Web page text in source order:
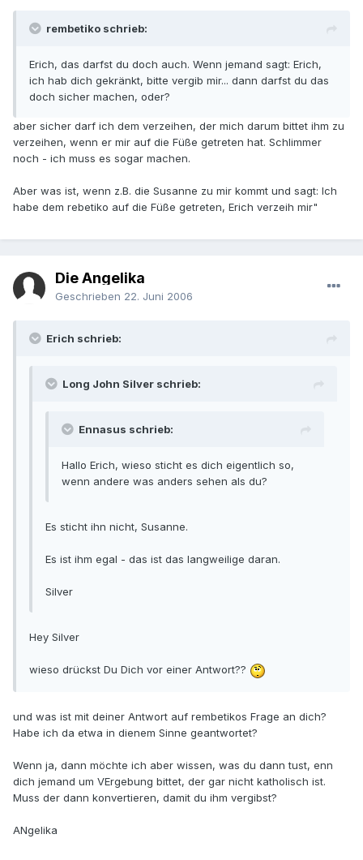
rembetiko schrieb:
Erich, das darfst du doch auch. Wenn jemand sagt: Erich,
ich hab dich gekränkt, bitte vergib mir... dann darfst du das
doch sicher machen, oder?
aber sicher darf ich dem verzeihen, der mich darum bittet ihm zu
verzeihen, wenn er mir auf die Füße getreten hat. Schlimmer
noch - ich muss es sogar machen.
Aber was ist, wenn z.B. die Susanne zu mir kommt und sagt: Ich
habe dem rebetiko auf die Füße getreten, Erich verzeih mir"
Die Angelika
Geschrieben 22. Juni 2006
Erich schrieb:
Long John Silver schrieb:
Ennasus schrieb:
Hallo Erich, wieso sticht es dich eigentlich so,
wenn andere was anders sehen als du?
Es sticht ihn nicht, Susanne.
Es ist ihm egal - das ist das langweilige daran.
Silver
Hey Silver
wieso drückst Du Dich vor einer Antwort??
und was ist mit deiner Antwort auf rembetikos Frage an dich?
Habe ich da etwa in dienem Sinne geantwortet?
Wenn ja, dann möchte ich aber wissen, was du dann tust, enn
dich jemand um VErgebung bittet, der gar nicht katholisch ist.
Muss der dann konvertieren, damit du ihm vergibst?
ANgelika